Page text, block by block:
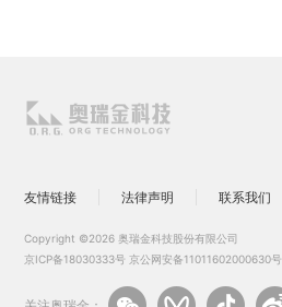
友情链接 法律声明 联系我们
Copyright ©2026 奥瑞金科技股份有限公司
京ICP备18030333号 京公网安备11011602000630号